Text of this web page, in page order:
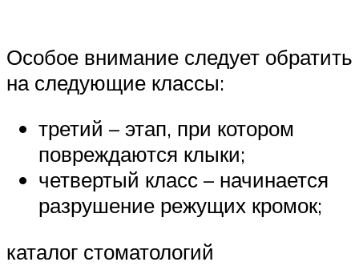
Особое внимание следует обратить
на следующие классы:
третий – этап, при котором
повреждаются клыки;
четвертый класс – начинается
разрушение режущих кромок;
каталог стоматологий